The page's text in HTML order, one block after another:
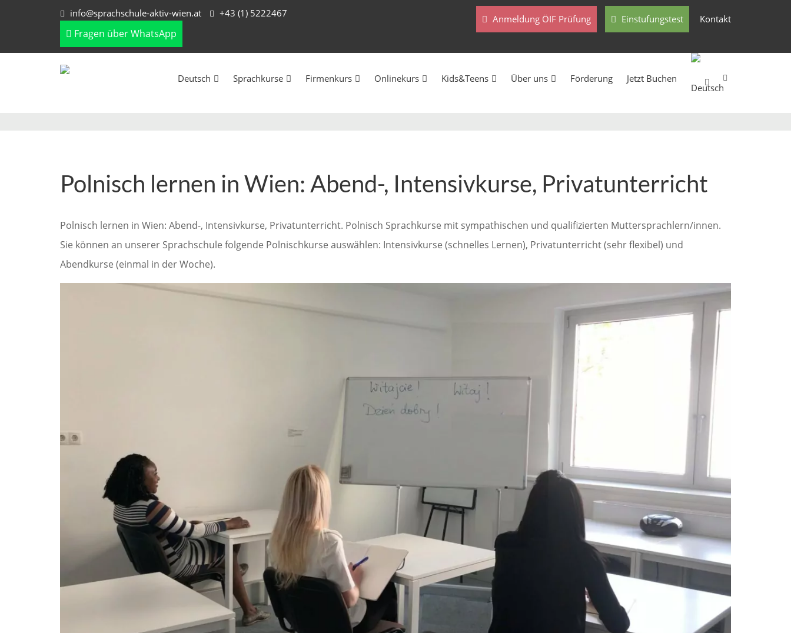
info@sprachschule-aktiv-wien.at +43 (1) 5222467
Fragen über WhatsApp
Anmeldung ÖIF Prüfung Einstufungstest Kontakt
Deutsch Sprachkurse Firmenkurs Onlinekurs Kids&Teens Über uns Förderung Jetzt Buchen
Polnisch lernen in Wien: Abend-, Intensivkurse, Privatunterricht
Polnisch lernen in Wien: Abend-, Intensivkurse, Privatunterricht. Polnisch Sprachkurse mit sympathischen und qualifizierten Muttersprachlern/innen.
Sie können an unserer Sprachschule folgende Polnischkurse auswählen: Intensivkurse (schnelles Lernen), Privatunterricht (sehr flexibel) und
Abendkurse (einmal in der Woche).